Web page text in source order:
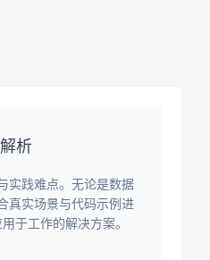
析
实践难点。无论是数据
真实场景与代码示例进
于工作的解决方案。